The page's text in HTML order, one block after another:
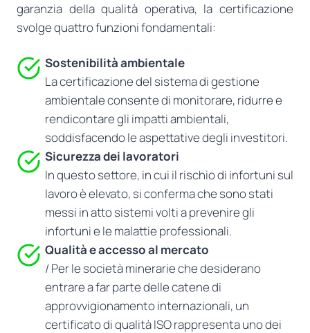
garanzia della qualità operativa, la certificazione
svolge quattro funzioni fondamentali:
Sostenibilità ambientale
La certificazione del sistema di gestione
ambientale consente di monitorare, ridurre e
rendicontare gli impatti ambientali,
soddisfacendo le aspettative degli investitori.
Sicurezza dei lavoratori
In questo settore, in cui il rischio di infortuni sul
lavoro è elevato, si conferma che sono stati
messi in atto sistemi volti a prevenire gli
infortuni e le malattie professionali.
Qualità e accesso al mercato
/ Per le società minerarie che desiderano
entrare a far parte delle catene di
approvvigionamento internazionali, un
certificato di qualità ISO rappresenta uno dei